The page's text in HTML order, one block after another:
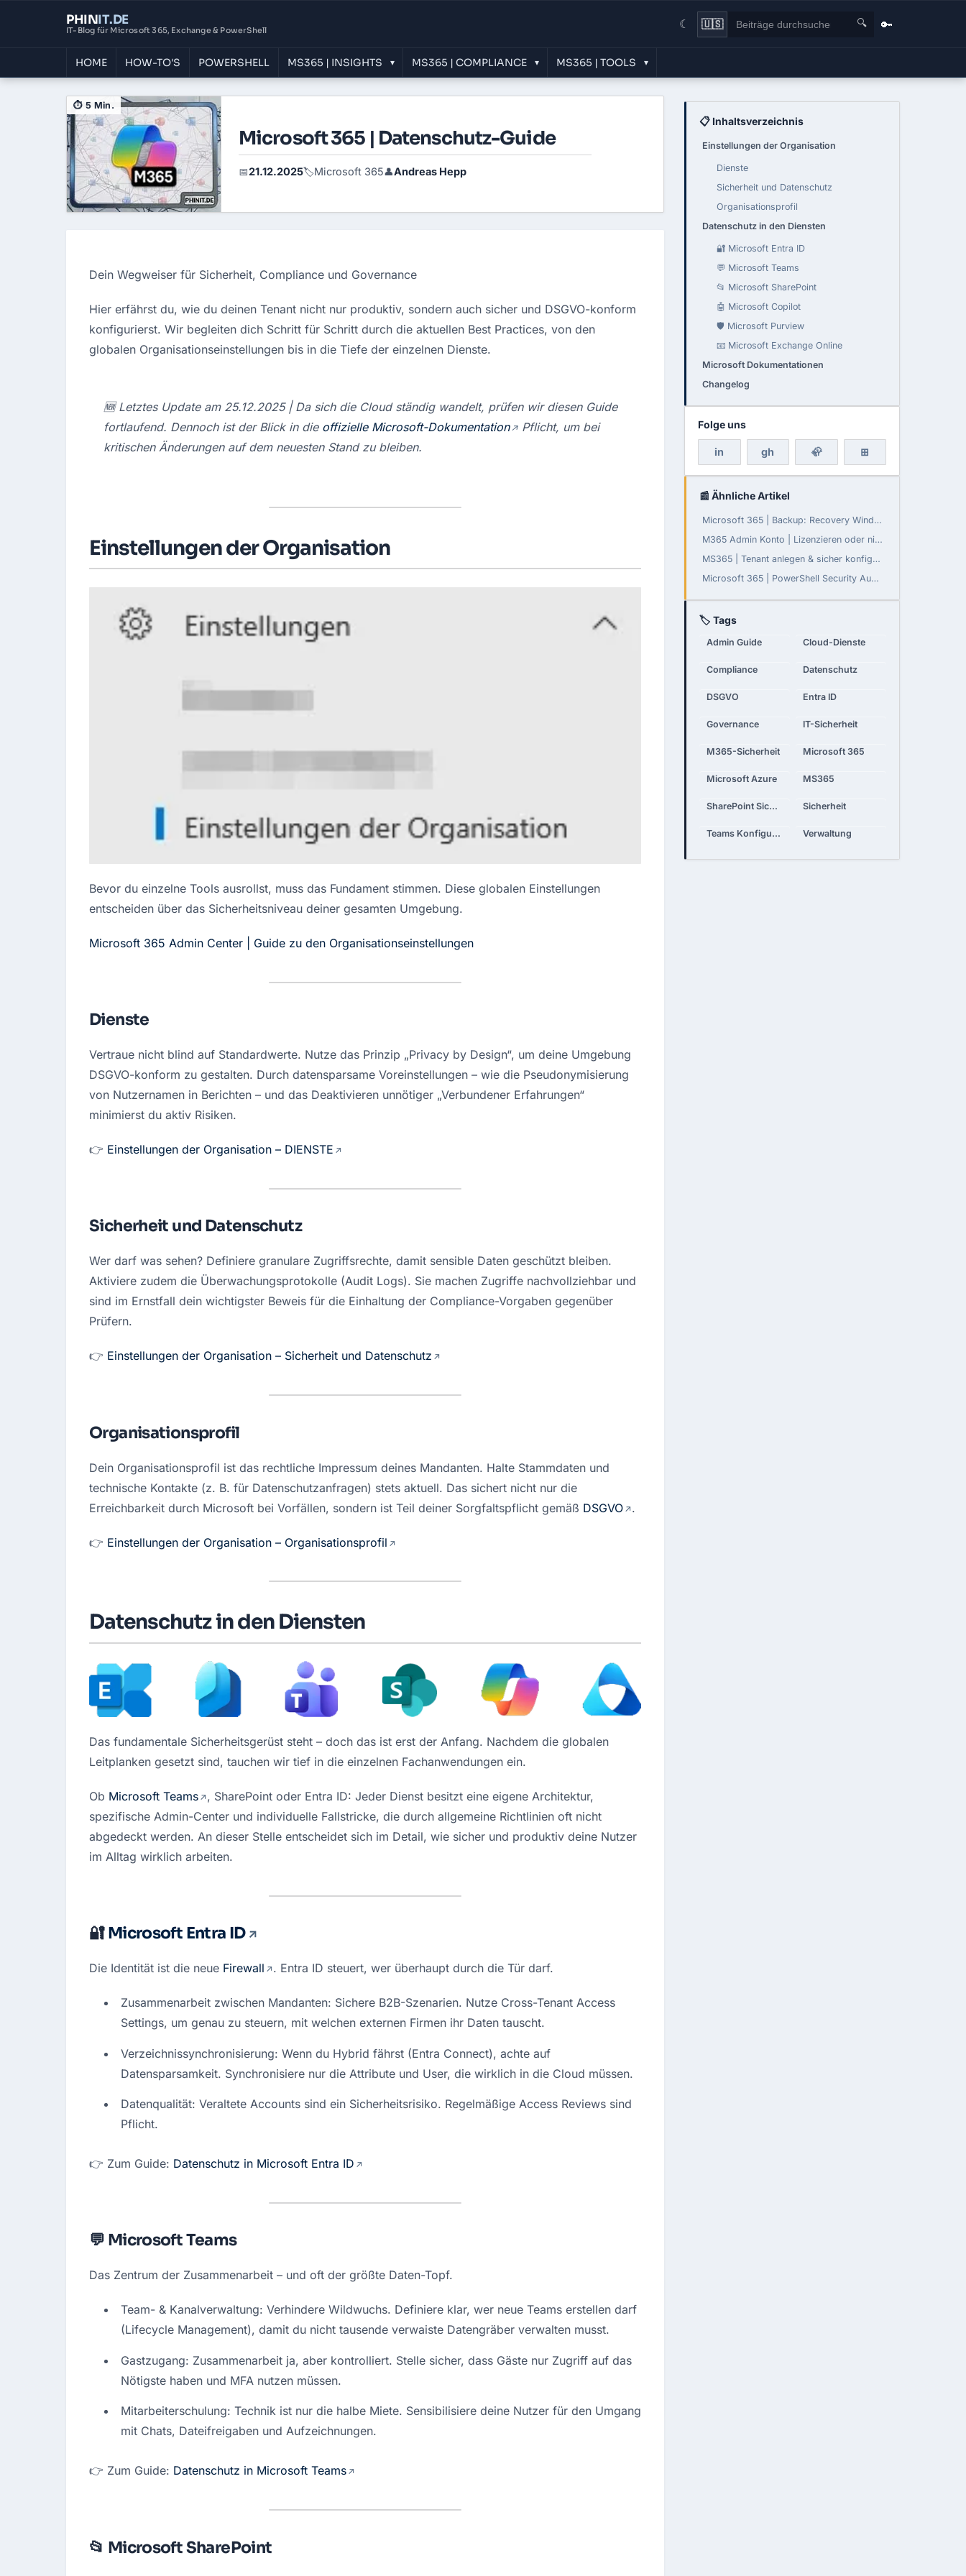
PHINIT.DE
IT-Blog für Microsoft 365, Exchange & PowerShell ☾ 🇺🇸 🔍 🔑
HOME HOW-TO'S POWERSHELL MS365 | INSIGHTS ▾ MS365 | COMPLIANCE ▾ MS365 | TOOLS ▾
⏱ 5 Min.
Microsoft 365 | Datenschutz-Guide
📅21.12.2025🏷️Microsoft 365👤Andreas Hepp
Dein Wegweiser für Sicherheit, Compliance und Governance
Hier erfährst du, wie du deinen Tenant nicht nur produktiv, sondern auch sicher und DSGVO-konform
konfigurierst. Wir begleiten dich Schritt für Schritt durch die aktuellen Best Practices, von den
globalen Organisationseinstellungen bis in die Tiefe der einzelnen Dienste.
🆕 Letztes Update am 25.12.2025 | Da sich die Cloud ständig wandelt, prüfen wir diesen Guide
fortlaufend. Dennoch ist der Blick in die offizielle Microsoft-Dokumentation
Pflicht, um bei
kritischen Änderungen auf dem neuesten Stand zu bleiben.
Einstellungen der Organisation
Bevor du einzelne Tools ausrollst, muss das Fundament stimmen. Diese globalen Einstellungen
entscheiden über das Sicherheitsniveau deiner gesamten Umgebung.
Microsoft 365 Admin Center | Guide zu den Organisationseinstellungen
Dienste
Vertraue nicht blind auf Standardwerte. Nutze das Prinzip „Privacy by Design“, um deine Umgebung
DSGVO-konform zu gestalten. Durch datensparsame Voreinstellungen – wie die Pseudonymisierung
von Nutzernamen in Berichten – und das Deaktivieren unnötiger „Verbundener Erfahrungen“
minimierst du aktiv Risiken.
👉 Einstellungen der Organisation – DIENSTE
Sicherheit und Datenschutz
Wer darf was sehen? Definiere granulare Zugriffsrechte, damit sensible Daten geschützt bleiben.
Aktiviere zudem die Überwachungsprotokolle (Audit Logs). Sie machen Zugriffe nachvollziehbar und
sind im Ernstfall dein wichtigster Beweis für die Einhaltung der Compliance-Vorgaben gegenüber
Prüfern.
👉 Einstellungen der Organisation – Sicherheit und Datenschutz
Organisationsprofil
Dein Organisationsprofil ist das rechtliche Impressum deines Mandanten. Halte Stammdaten und
technische Kontakte (z. B. für Datenschutzanfragen) stets aktuell. Das sichert nicht nur die
Erreichbarkeit durch Microsoft bei Vorfällen, sondern ist Teil deiner Sorgfaltspflicht gemäß DSGVO .
👉 Einstellungen der Organisation – Organisationsprofil
Datenschutz in den Diensten
Das fundamentale Sicherheitsgerüst steht – doch das ist erst der Anfang. Nachdem die globalen
Leitplanken gesetzt sind, tauchen wir tief in die einzelnen Fachanwendungen ein.
Ob Microsoft Teams
, SharePoint oder Entra ID: Jeder Dienst besitzt eine eigene Architektur,
spezifische Admin-Center und individuelle Fallstricke, die durch allgemeine Richtlinien oft nicht
abgedeckt werden. An dieser Stelle entscheidet sich im Detail, wie sicher und produktiv deine Nutzer
im Alltag wirklich arbeiten.
🔐Microsoft Entra ID
Die Identität ist die neue Firewall . Entra ID steuert, wer überhaupt durch die Tür darf.
Zusammenarbeit zwischen Mandanten: Sichere B2B-Szenarien. Nutze Cross-Tenant Access
Settings, um genau zu steuern, mit welchen externen Firmen ihr Daten tauscht.
Verzeichnissynchronisierung: Wenn du Hybrid fährst (Entra Connect), achte auf
Datensparsamkeit. Synchronisiere nur die Attribute und User, die wirklich in die Cloud müssen.
Datenqualität: Veraltete Accounts sind ein Sicherheitsrisiko. Regelmäßige Access Reviews sind
Pflicht.
👉 Zum Guide: Datenschutz in Microsoft Entra ID
💬 Microsoft Teams
Das Zentrum der Zusammenarbeit – und oft der größte Daten-Topf.
Team- & Kanalverwaltung: Verhindere Wildwuchs. Definiere klar, wer neue Teams erstellen darf
(Lifecycle Management), damit du nicht tausende verwaiste Datengräber verwalten musst.
Gastzugang: Zusammenarbeit ja, aber kontrolliert. Stelle sicher, dass Gäste nur Zugriff auf das
Nötigste haben und MFA nutzen müssen.
Mitarbeiterschulung: Technik ist nur die halbe Miete. Sensibilisiere deine Nutzer für den Umgang
mit Chats, Dateifreigaben und Aufzeichnungen.
👉 Zum Guide: Datenschutz in Microsoft Teams
📂 Microsoft SharePoint
📋 Inhaltsverzeichnis
Einstellungen der Organisation
Dienste
Sicherheit und Datenschutz
Organisationsprofil
Datenschutz in den Diensten
🔐 Microsoft Entra ID
💬 Microsoft Teams
📂 Microsoft SharePoint
🤖 Microsoft Copilot
🛡️ Microsoft Purview
📧 Microsoft Exchange Online
Microsoft Dokumentationen
Changelog
Folge uns
in gh 🦣 ⊞
📰 Ähnliche Artikel
Microsoft 365 | Backup: Recovery Window konfigurierbar
M365 Admin Konto | Lizenzieren oder nicht?
MS365 | Tenant anlegen & sicher konfigurieren
Microsoft 365 | PowerShell Security Audit - Teil 3: Daten-Governance, Compliance und Monitoring
🏷 Tags
Admin Guide Cloud-Dienste
Compliance Datenschutz
DSGVO Entra ID
Governance IT-Sicherheit
M365-Sicherheit Microsoft 365
Microsoft Azure MS365
SharePoint Sicherheit Sicherheit
Teams Konfiguration Verwaltung